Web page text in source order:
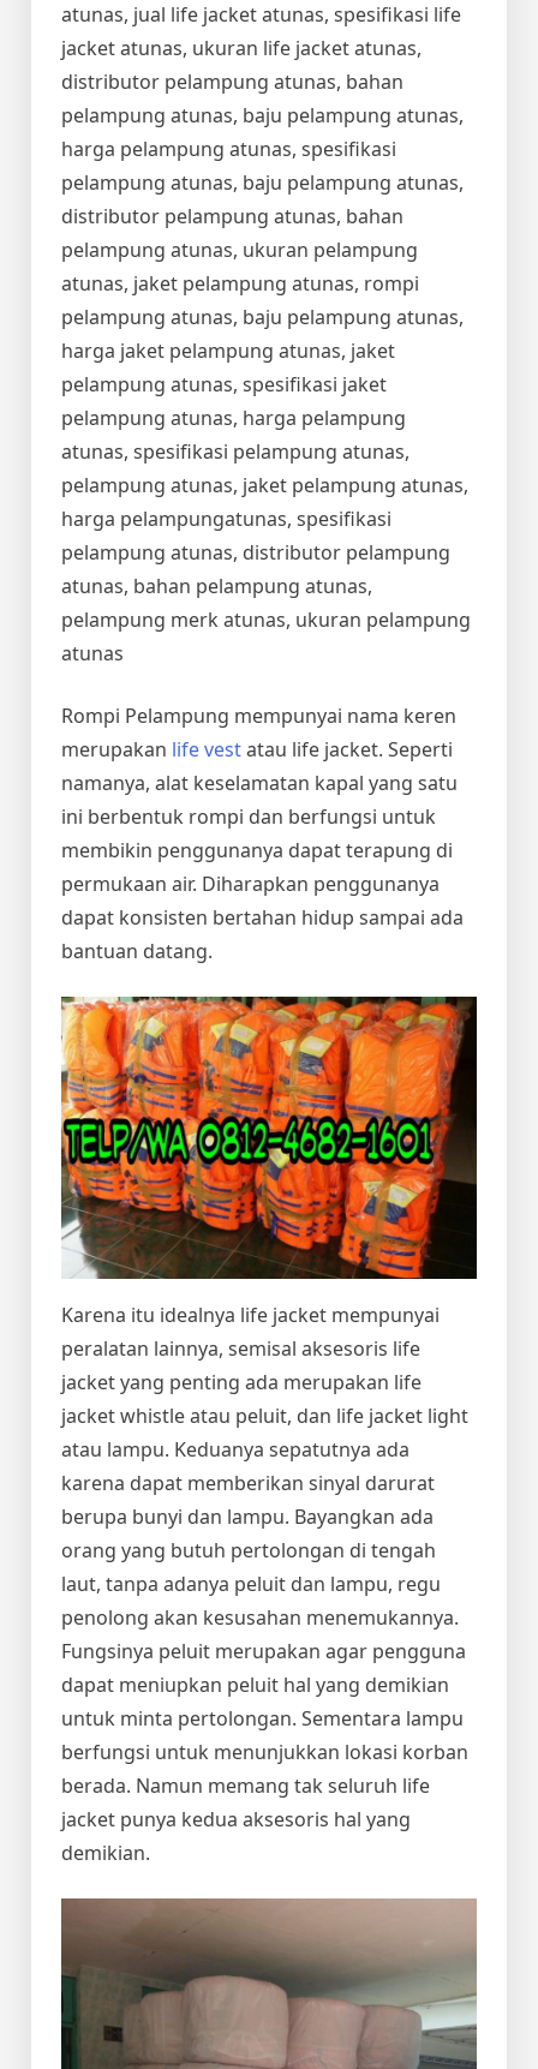
atunas, jual life jacket atunas, spesifikasi life
jacket atunas, ukuran life jacket atunas,
distributor pelampung atunas, bahan
pelampung atunas, baju pelampung atunas,
harga pelampung atunas, spesifikasi
pelampung atunas, baju pelampung atunas,
distributor pelampung atunas, bahan
pelampung atunas, ukuran pelampung
atunas, jaket pelampung atunas, rompi
pelampung atunas, baju pelampung atunas,
harga jaket pelampung atunas, jaket
pelampung atunas, spesifikasi jaket
pelampung atunas, harga pelampung
atunas, spesifikasi pelampung atunas,
pelampung atunas, jaket pelampung atunas,
harga pelampungatunas, spesifikasi
pelampung atunas, distributor pelampung
atunas, bahan pelampung atunas,
pelampung merk atunas, ukuran pelampung
atunas
Rompi Pelampung mempunyai nama keren
merupakan life vestatau life jacket. Seperti
namanya, alat keselamatan kapal yang satu
ini berbentuk rompi dan berfungsi untuk
membikin penggunanya dapat terapung di
permukaan air. Diharapkan penggunanya
dapat konsisten bertahan hidup sampai ada
bantuan datang.
Karena itu idealnya life jacket mempunyai
peralatan lainnya, semisal aksesoris life
jacket yang penting ada merupakan life
jacket whistle atau peluit, dan life jacket light
atau lampu. Keduanya sepatutnya ada
karena dapat memberikan sinyal darurat
berupa bunyi dan lampu. Bayangkan ada
orang yang butuh pertolongan di tengah
laut, tanpa adanya peluit dan lampu, regu
penolong akan kesusahan menemukannya.
Fungsinya peluit merupakan agar pengguna
dapat meniupkan peluit hal yang demikian
untuk minta pertolongan. Sementara lampu
berfungsi untuk menunjukkan lokasi korban
berada. Namun memang tak seluruh life
jacket punya kedua aksesoris hal yang
demikian.